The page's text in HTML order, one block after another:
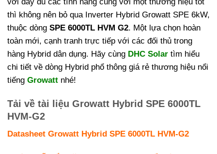
thì không nên bỏ qua Inverter Hybrid Growatt SPE 6kW,
thuộc dòng SPE 6000TL HVM G2. Một lựa chọn hoàn
toàn mới, cạnh tranh trực tiếp với các đối thủ trong
hàng Hybrid dân dụng. Hãy cùng DHC Solar tìm hiểu
chi tiết về dòng Hybrid phổ thông giá rẻ thương hiệu nổi
tiếng Growatt nhé!
Tải về tài liệu Growatt Hybrid SPE 6000TL
HVM-G2
Datasheet Growatt Hybrid SPE 6000TL HVM-G2